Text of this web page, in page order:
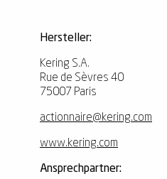
Hersteller:
Kering S.A.
Rue de Sèvres 40
75007 Paris
actionnaire@kering.com
www.kering.com
Ansprechpartner: